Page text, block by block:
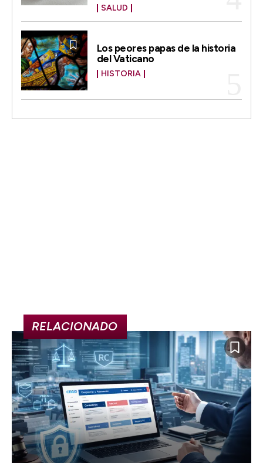
SALUD
Los peores papas de la historia
del Vaticano
HISTORIA
RELACIONADO